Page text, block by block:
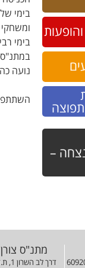
–
בימי שלישי 10:00-12:00
בימי
במתנ"ס
נועה
מתנ"ס צורן
דרך לב השרון 1, ת.ד 42823 צורן 42823